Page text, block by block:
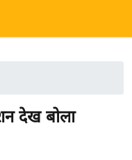
देख बोला